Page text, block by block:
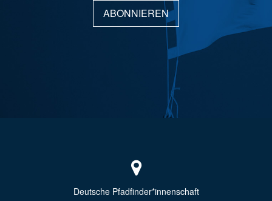
ABONNIEREN
Deutsche Pfadfinder*innenschaft